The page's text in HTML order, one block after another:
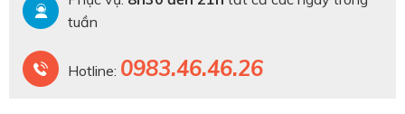
tuần
Hotline: 0983.46.46.26